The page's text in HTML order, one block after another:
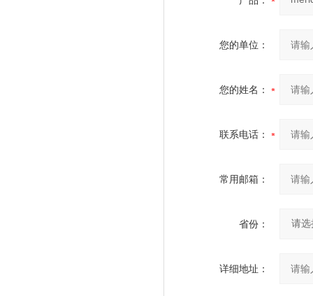
您的单位：
您的姓名：
联系电话：
常用邮箱：
省份：
详细地址：